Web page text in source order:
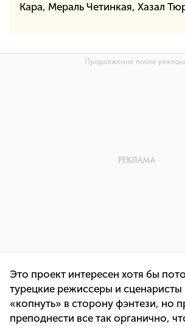
Кара, Мераль Четинкая, Хазал
Это проект интересен хотя бы
турецкие режиссеры и
«копнуть» в сторону фэнтези, но
преподнести все так органично,